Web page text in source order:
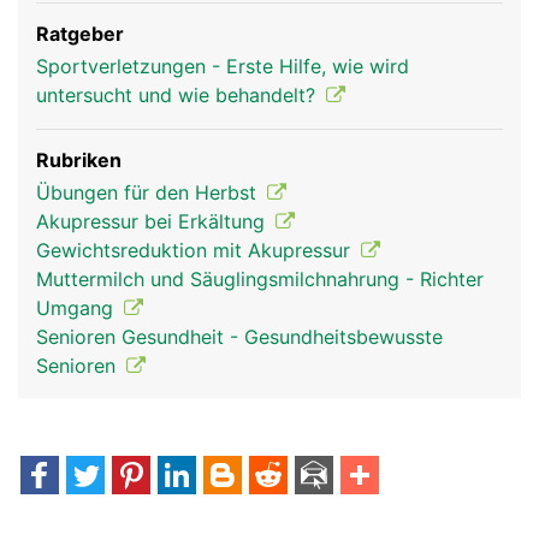
Ratgeber
Sportverletzungen - Erste Hilfe, wie wird
untersucht und wie behandelt?
Rubriken
Übungen für den Herbst
Akupressur bei Erkältung
Gewichtsreduktion mit Akupressur
Muttermilch und Säuglingsmilchnahrung - Richter
Umgang
Senioren Gesundheit - Gesundheitsbewusste
Senioren